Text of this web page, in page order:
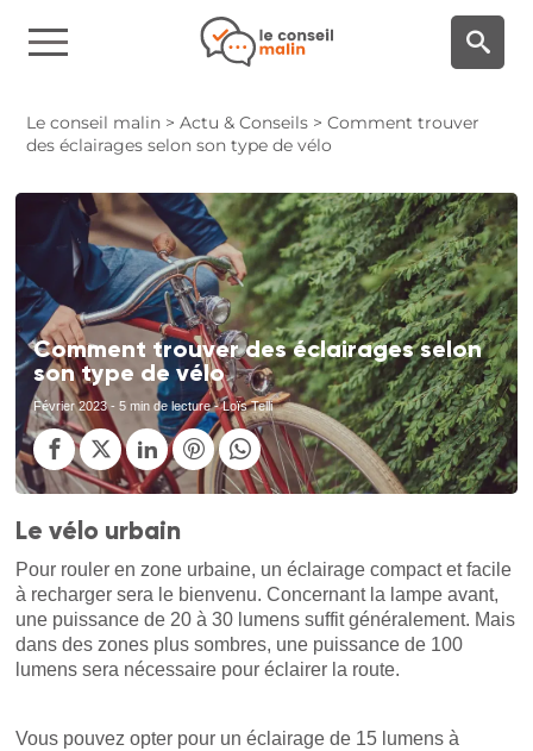
Le conseil malin >Actu & Conseils >Comment trouver
des éclairages selon son type de vélo
Comment trouver des éclairages selon
son type de vélo
Février 2023- 5 min de lecture - Loïs Telli
Le vélo urbain
Pour rouler en zone urbaine, un éclairage compact et facile
à recharger sera le bienvenu. Concernant la lampe avant,
une puissance de 20 à 30 lumens suffit généralement. Mais
dans des zones plus sombres, une puissance de 100
lumens sera nécessaire pour éclairer la route.
Vous pouvez opter pour un éclairage de 15 lumens à